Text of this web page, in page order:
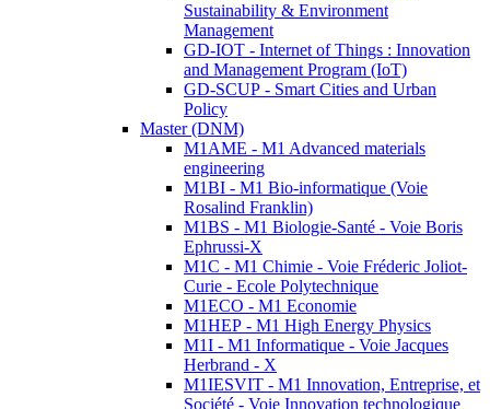
Sustainability & Environment
Management
GD-IOT - Internet of Things : Innovation
and Management Program (IoT)
GD-SCUP - Smart Cities and Urban
Policy
Master (DNM)
M1AME - M1 Advanced materials
engineering
M1BI - M1 Bio-informatique (Voie
Rosalind Franklin)
M1BS - M1 Biologie-Santé - Voie Boris
Ephrussi-X
M1C - M1 Chimie - Voie Fréderic Joliot-
Curie - Ecole Polytechnique
M1ECO - M1 Economie
M1HEP - M1 High Energy Physics
M1I - M1 Informatique - Voie Jacques
Herbrand - X
M1IESVIT - M1 Innovation, Entreprise, et
Société - Voie Innovation technologique